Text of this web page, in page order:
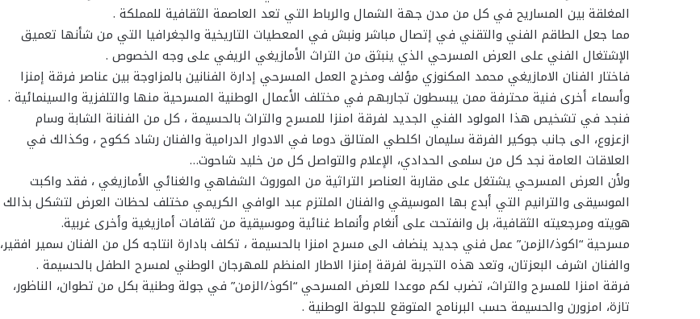
المغلقة بين المساريح في كل من مدن جهة الشمال والرباط التي تعد العاصمة الثقافية للمملكة .
مما جعل الطاقم الفني والتقني في إتصال مباشر ونبش في المعطيات التاريخية والجغرافيا التي من شأنها تعميق
الإشتغال الفني على العرض المسرحي الذي ينبثق من التراث الأمازيغي الريفي على وجه الخصوص .
فاختار الفنان الامازيغي محمد المكنوزي مؤلف ومخرج العمل المسرحي إدارة الفنانين بالمزاوجة بين عناصر فرقة إمنزا
وأسماء أخرى فنية محترفة ممن يبسطون تجاربهم في مختلف الأعمال الوطنية المسرحية منها والتلفزية والسينمائية .
فنجد في تشخيص هذا المولود الفني الجديد لفرقة امنزا للمسرح والتراث بالحسيمة ، كل من الفنانة الشابة وسام
ازعزوع، الى جانب جوكير الفرقة سليمان اكلطي المتالق دوما في الادوار الدرامية والفنان رشاد ككوح ، وكذالك في
العلاقات العامة نجد كل من سلمى الحدادي، الإعلام والتواصل كل من خليد شاحوت…
ولأن العرض المسرحي يشتغل على مقاربة العناصر التراثية من الموروث الشفاهي والغنائي الأمازيغي ، فقد واكبت
الموسيقى والترانيم التي أبدع بها الموسيقي والفنان الملتزم عبد الوافي الكريمي مختلف لحظات العرض لتشكل بذالك
هويته ومرجعيته الثقافية، بل وانفتحت على أنغام وأنماط غنائية وموسيقية من ثقافات أمازيغية وأخرى غربية.
مسرحية “اكوذ/الزمن” عمل فني جديد ينضاف الى مسرح امنزا بالحسيمة ، تكلف بادارة انتاجه كل من الفنان سمير افقير،
والفنان اشرف البعزتان، وتعد هذه التجربة لفرقة إمنزا الاطار المنظم للمهرجان الوطني لمسرح الطفل بالحسيمة .
فرقة امنزا للمسرح والتراث، تضرب لكم موعدا للعرض المسرحي “اكوذ/الزمن” في جولة وطنية بكل من تطوان، الناظور،
تازة، امزورن والحسيمة حسب البرنامج المتوقع للجولة الوطنية .